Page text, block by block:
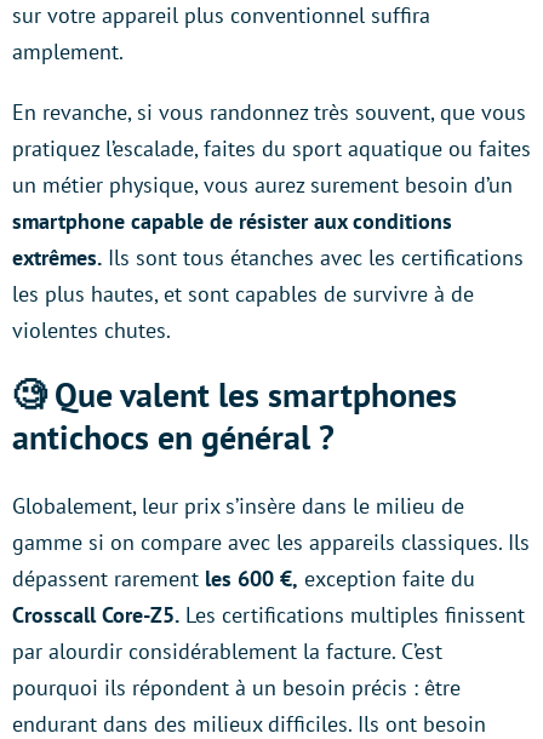
sur votre appareil plus conventionnel suffira
amplement.
En revanche, si vous randonnez très souvent, que vous
pratiquez l’escalade, faites du sport aquatique ou faites
un métier physique, vous aurez surement besoin d’un
smartphone capable de résister aux conditions
extrêmes. Ils sont tous étanches avec les certifications
les plus hautes, et sont capables de survivre à de
violentes chutes.
🧐 Que valent les smartphones
antichocs en général ?
Globalement, leur prix s’insère dans le milieu de
gamme si on compare avec les appareils classiques. Ils
dépassent rarement les 600 €, exception faite du
Crosscall Core-Z5. Les certifications multiples finissent
par alourdir considérablement la facture. C’est
pourquoi ils répondent à un besoin précis : être
endurant dans des milieux difficiles. Ils ont besoin